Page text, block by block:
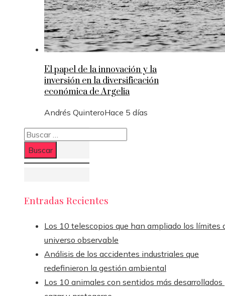
El papel de la innovación y la
inversión en la diversificación
económica de Argelia
Andrés QuinteroHace 5 días
Buscar:
Entradas Recientes
Los 10 telescopios que han ampliado los límites
universo observable
Análisis de los accidentes industriales que
redefinieron la gestión ambiental
Los 10 animales con sentidos más desarrollados